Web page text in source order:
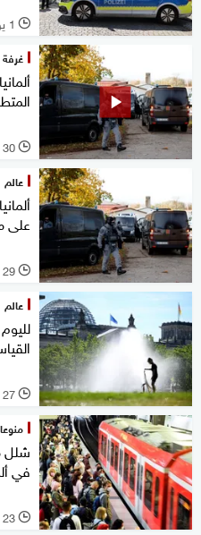
l 1 يوليو 2026
غرفة
l 30 يونيو 2026
عالم
على
l 29 يونيو 2026
عالم
l 27 يونيو 2026
شلل
في
l 23 يونيو 2026